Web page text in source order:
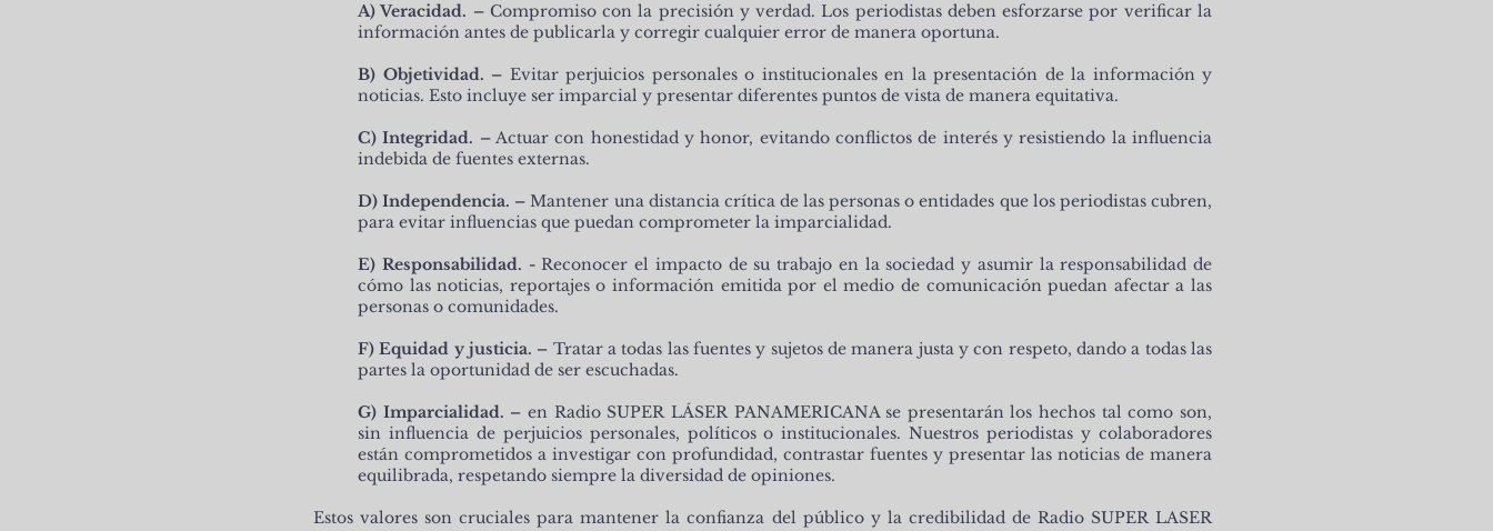
A) Veracidad. – Compromiso con la precisión y verdad. Los periodistas deben esforzarse por verificar la
información antes de publicarla y corregir cualquier error de manera oportuna.
B) Objetividad. – Evitar perjuicios personales o institucionales en la presentación de la información y
noticias. Esto incluye ser imparcial y presentar diferentes puntos de vista de manera equitativa.
C) Integridad. –Actuar con honestidad y honor, evitando conflictos de interés y resistiendo la influencia
indebida de fuentes externas.
D) Independencia. – Mantener una distancia crítica de las personas o entidades que los periodistas cubren,
para evitar influencias que puedan comprometer la imparcialidad.
E) Responsabilidad. -Reconocer el impacto de su trabajo en la sociedad y asumir la responsabilidad de
cómo las noticias, reportajes o información emitida por el medio de comunicación puedan afectar a las
personas o comunidades.
F) Equidad y justicia. – Tratar a todas las fuentes y sujetos de manera justa y con respeto, dando a todas las
partes la oportunidad de ser escuchadas.
G) Imparcialidad. – en Radio SUPER LÁSER PANAMERICANA se presentarán los hechos tal como son,
sin influencia de perjuicios personales, políticos o institucionales. Nuestros periodistas y colaboradores
están comprometidos a investigar con profundidad, contrastar fuentes y presentar las noticias de manera
equilibrada, respetando siempre la diversidad de opiniones.
Estos valores son cruciales para mantener la confianza del público y la credibilidad de Radio SUPER LASER